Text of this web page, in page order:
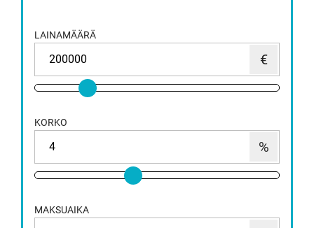
LAINAMÄÄRÄ
KORKO
MAKSUAIKA